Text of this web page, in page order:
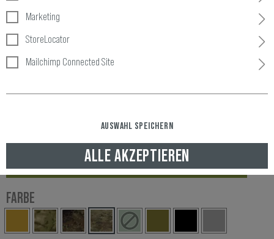
LAGERND, GELIEFERT NACH DEUTSCHLAND IN 2-3 WERKTAGEN
FARBE
Marketing
StoreLocator
Mailchimp Connected Site
AUSWAHL SPEICHERN
ALLE AKZEPTIEREN